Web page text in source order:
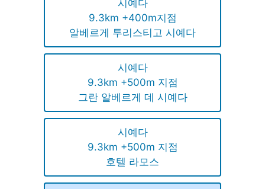
시예다
9.3km +400m지점
알베르게 투리스티고 시예다
시예다
9.3km +500m 지점
그란 알베르게 데 시예다
시예다
9.3km +500m 지점
호텔 라모스